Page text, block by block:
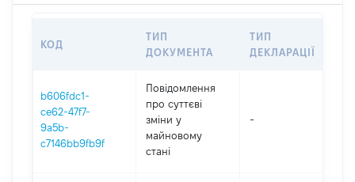
КОД
ТИП
ДОКУМЕНТА
ТИП
ДЕКЛАРАЦІЇ
b606fdc1-
ce62-47f7-
9a5b-
c7146bb9fb9f
Повідомлення
про суттєві
зміни y
майновому
стані
-